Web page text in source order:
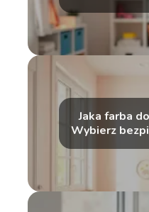
Jaka farba
Wybierz